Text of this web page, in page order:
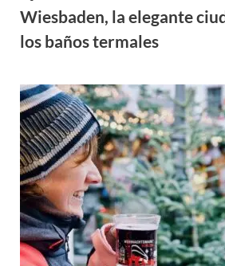
Wiesbaden, la elegante
los baños termales